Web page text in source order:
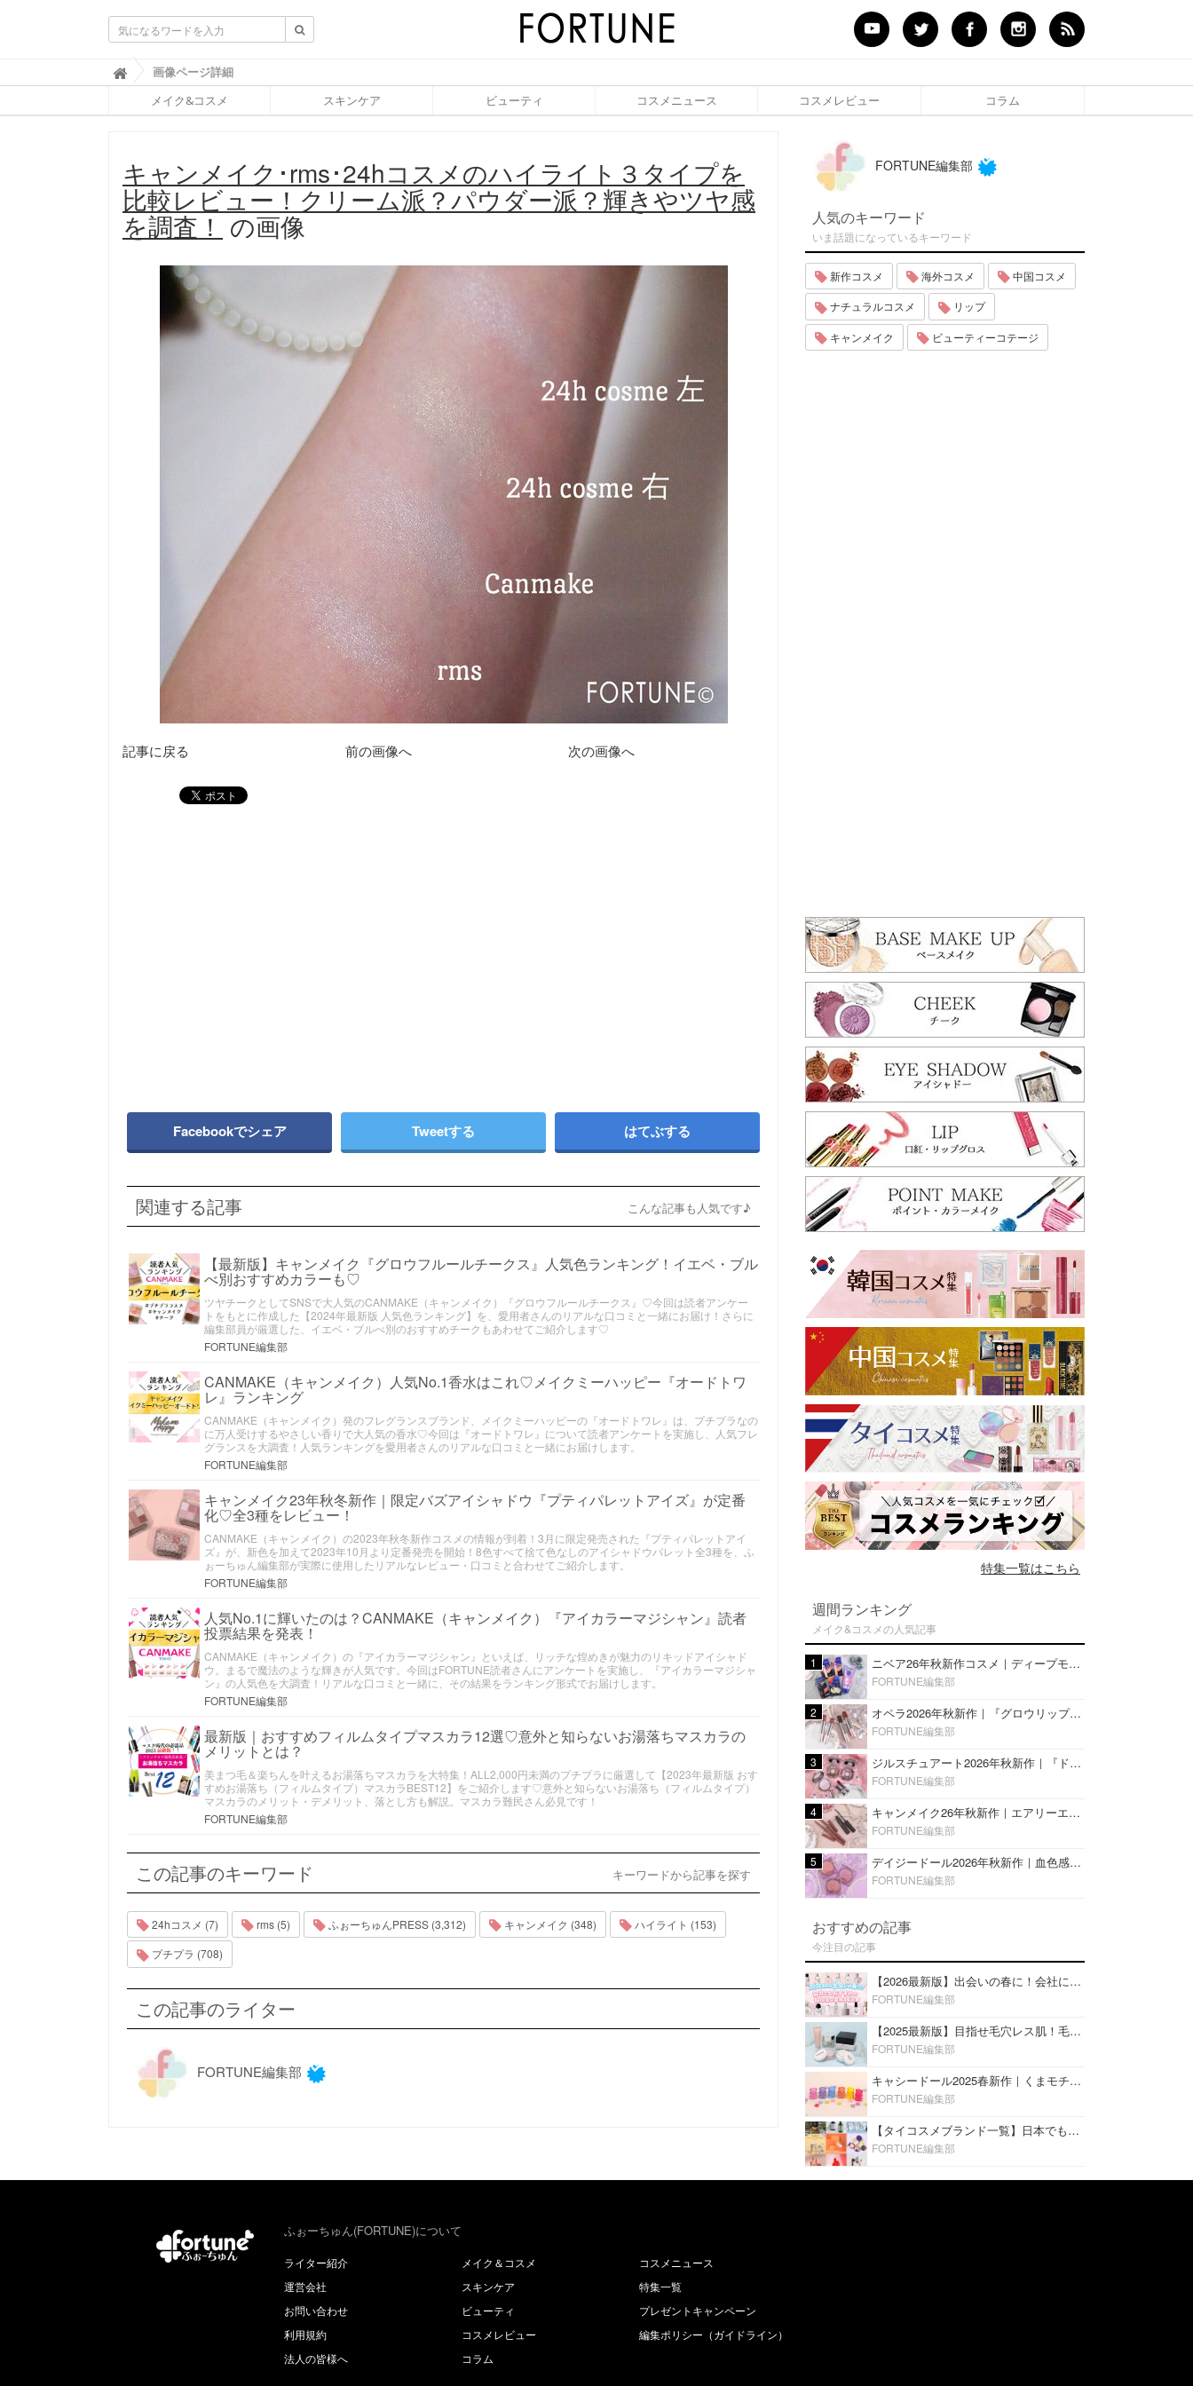
ふ
ぉ
ち
(
F
O
R
T
画像ページ詳細
メイク&コスメ スキンケア ビューティ コスメニュース コスメレビュー コラム
キャンメイク･rms･24hコスメのハイライト３タイプを
比較レビュー！クリーム派？パウダー派？輝きやツヤ感
を調査！ の画像
記事に戻る 前の画像へ 次の画像へ
Facebookでシェア Tweetする はてぶする
関連する記事 こんな記事も人気です♪
【最新版】キャンメイク『グロウフルールチークス』人気色ランキング！イエベ・ブル
べ別おすすめカラーも♡
ツヤチークとしてSNSで大人気のCANMAKE（キャンメイク）『グロウフルールチークス』♡今回は読者アンケー
トをもとに作成した【2024年最新版 人気色ランキング】を、愛用者さんのリアルな口コミと一緒にお届け！さらに
編集部員が厳選した、イエベ・ブルべ別のおすすめチークもあわせてご紹介します♡
FORTUNE編集部
CANMAKE（キャンメイク）人気No.1香水はこれ♡メイクミーハッピー『オードトワ
レ』ランキング
CANMAKE（キャンメイク）発のフレグランスブランド、メイクミーハッピーの『オードトワレ』は、プチプラなの
に万人受けするやさしい香りで大人気の香水♡今回は『オードトワレ』について読者アンケートを実施し、人気フレ
グランスを大調査！人気ランキングを愛用者さんのリアルな口コミと一緒にお届けします。
FORTUNE編集部
キャンメイク23年秋冬新作｜限定バズアイシャドウ『プティパレットアイズ』が定番
化♡全3種をレビュー！
CANMAKE（キャンメイク）の2023年秋冬新作コスメの情報が到着！3月に限定発売された『プティパレットアイ
ズ』が、新色を加えて2023年10月より定番発売を開始！8色すべて捨て色なしのアイシャドウパレット全3種を、ふ
ぉーちゅん編集部が実際に使用したリアルなレビュー・口コミと合わせてご紹介します。
FORTUNE編集部
人気No.1に輝いたのは？CANMAKE（キャンメイク）『アイカラーマジシャン』読者
投票結果を発表！
CANMAKE（キャンメイク）の『アイカラーマジシャン』といえば、リッチな煌めきが魅力のリキッドアイシャド
ウ。まるで魔法のような輝きが人気です。今回はFORTUNE読者さんにアンケートを実施し、『アイカラーマジシャ
ン』の人気色を大調査！リアルな口コミと一緒に、その結果をランキング形式でお届けします。
FORTUNE編集部
最新版｜おすすめフィルムタイプマスカラ12選♡意外と知らないお湯落ちマスカラの
メリットとは？
美まつ毛＆楽ちんを叶えるお湯落ちマスカラを大特集！ALL2,000円未満のプチプラに厳選して【2023年最新版 おす
すめお湯落ち（フィルムタイプ）マスカラBEST12】をご紹介します♡意外と知らないお湯落ち（フィルムタイプ）
マスカラのメリット・デメリット、落とし方も解説。マスカラ難民さん必見です！
FORTUNE編集部
この記事のキーワード キーワードから記事を探す
24hコスメ (7) rms (5) ふぉーちゅんPRESS (3,312) キャンメイク (348)
ハイライト (153)
プチプラ (708)
この記事のライター
FORTUNE編集部
FORTUNE編集部
人気のキーワード
いま話題になっているキーワード
新作コスメ 海外コスメ 中国コスメ
ナチュラルコスメ リップ
キャンメイク ビューティーコテージ
特集一覧はこちら
週間ランキング
メイク&コスメの人気記事
1 ニベア26年秋新作コスメ｜ディープモイスチャーリップの美容液タイプや2in1ボディクリームスクラブも
FORTUNE編集部
2 オペラ2026年秋新作｜『グロウリップティント』の新色・限定色はローズジャムカラー♡全4色をレビュー
FORTUNE編集部
3 ジルスチュアート2026年秋新作｜『ドレスドブルーム アイズ』新色や限定ハイライト・リップをレビュー
FORTUNE編集部
4 キャンメイク26年秋新作｜エアリーエクステンションライナー＆カールスナイパーマスカラ新色をレビュー
FORTUNE編集部
5 デイジードール2026年秋新作｜血色感が可愛い♡『パウダー ブラッシュ ブルーム』新3色をレビュー
FORTUNE編集部
おすすめの記事
今注目の記事
【2026最新版】出会いの春に！会社にもおすすめの好印象な香水14選♡ビジネスの場での香水マナーも
FORTUNE編集部
【2025最新版】目指せ毛穴レス肌！毛穴を埋めて隠す「おすすめ部分用下地＆プライマー」ランキング♡
FORTUNE編集部
キャシードール2025春新作｜くまモチーフのミニリップ「シャイニーベア リップモイスト」をレビュー♡
FORTUNE編集部
【タイコスメブランド一覧】日本でも人気沸騰中の“タイコスメ”ブランド20選！
FORTUNE編集部
ふぉーちゅん(FORTUNE)について
ライター紹介
運営会社
お問い合わせ
利用規約
法人の皆様へ
メイク＆コスメ
スキンケア
ビューティ
コスメレビュー
コラム
コスメニュース
特集一覧
プレゼントキャンペーン
編集ポリシー（ガイドライン）